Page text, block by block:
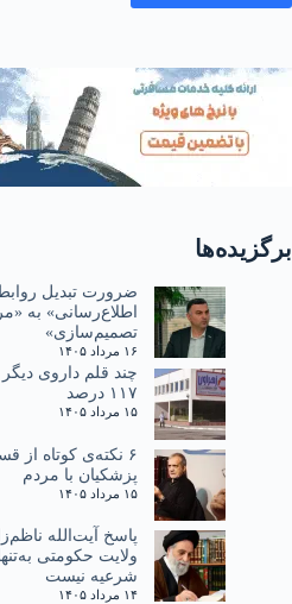
برگزیده‌ها
ضرورت تبدیل
اطلاع‌رسانی» به
تصمیم‌سازی»
۱۶ مرداد ۱۴۰۵
۱۱۷ درصد
۱۵ مرداد ۱۴۰۵
پزشکیان با مردم
۱۵ مرداد ۱۴۰۵
پاسخ آیت‌الله
ولایت حکومتی
شرعیه نیست
۱۴ مرداد ۱۴۰۵